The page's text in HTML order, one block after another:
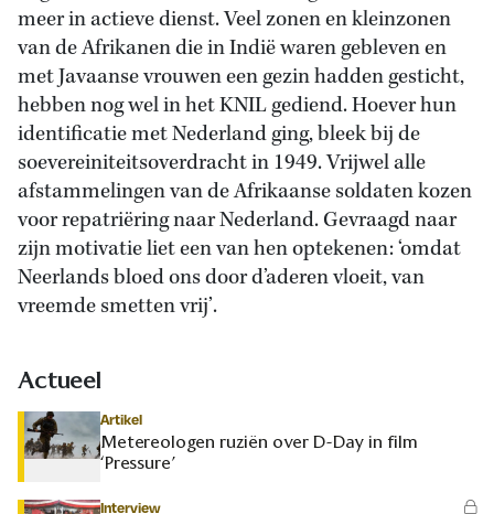
meer in actieve dienst. Veel zonen en kleinzonen
van de Afrikanen die in Indië waren gebleven en
met Javaanse vrouwen een gezin hadden gesticht,
hebben nog wel in het KNIL gediend. Hoever hun
identificatie met Nederland ging, bleek bij de
soevereiniteitsoverdracht in 1949. Vrijwel alle
afstammelingen van de Afrikaanse soldaten kozen
voor repatriëring naar Nederland. Gevraagd naar
zijn motivatie liet een van hen optekenen: ‘omdat
Neerlands bloed ons door d’aderen vloeit, van
vreemde smetten vrij’.
Actueel
Artikel
Metereologen ruziën over D-Day in film
‘Pressure’
Interview